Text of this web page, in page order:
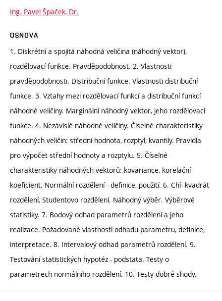
Ing. Pavel Špaček, Dr.
OSNOVA
1. Diskrétní a spojitá náhodná veličina (náhodný vektor),
rozdělovací funkce. Pravděpodobnost. 2. Vlastnosti
pravděpodobnosti. Distribuční funkce. Vlastnosti distribuční
funkce. 3. Vztahy mezi rozdělovací funkcí a distribuční funkcí
náhodné veličiny. Marginální náhodný vektor, jeho rozdělovací
funkce. 4. Nezávislé náhodné veličiny. Číselné charakteristiky
náhodných veličin: střední hodnota, rozptyl, kvantily. Pravidla
pro výpočet střední hodnoty a rozptylu. 5. Číselné
charakteristiky náhodných vektorů: kovariance, korelační
koeficient. Normální rozdělení - definice, použití. 6. Chí- kvadrát
rozdělení, Studentovo rozdělení. Náhodný výběr. Výběrové
statistiky. 7. Bodový odhad parametrů rozdělení a jeho
realizace. Požadované vlastnosti odhadu parametru, definice,
interpretace. 8. Intervalový odhad parametrů rozdělení. 9.
Testování statistických hypotéz - podstata. Testy o
parametrech normálního rozdělení. 10. Testy dobré shody.